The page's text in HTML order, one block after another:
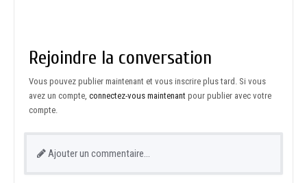
Rejoindre la conversation
Vous pouvez publier maintenant et vous inscrire plus tard. Si vous
avez un compte, connectez-vous maintenant pour publier avec votre
compte.
Ajouter un commentaire…